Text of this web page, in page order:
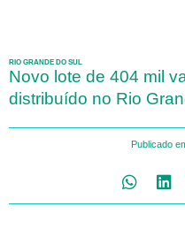
RIO GRANDE DO SUL
Novo lote de 404 mil
distribuído no Rio
Publicado